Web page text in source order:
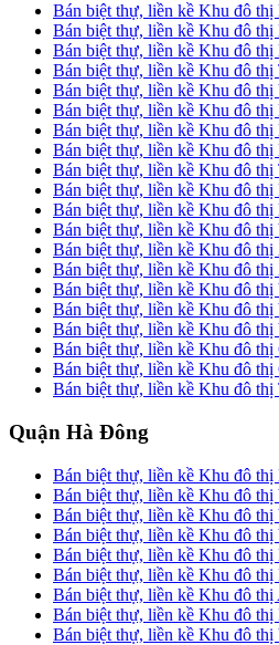
Bán biệt thự, liền kề Khu đô
Bán biệt thự, liền kề Khu đô
Bán biệt thự, liền kề Khu đô
Bán biệt thự, liền kề Khu đô thị
Bán biệt thự, liền kề Khu đô thị
Bán biệt thự, liền kề Khu đô
Bán biệt thự, liền kề Khu đô thị
Bán biệt thự, liền kề Khu đô
Bán biệt thự, liền kề Khu đô thị
Bán biệt thự, liền kề Khu đô thị
Bán biệt thự, liền kề Khu đô
Bán biệt thự, liền kề Khu đô thị
Bán biệt thự, liền kề Khu đô thị
Bán biệt thự, liền kề Khu đô thị
Bán biệt thự, liền kề Khu đô thị
Bán biệt thự, liền kề Khu đô
Bán biệt thự, liền kề Khu đô thị
Bán biệt thự, liền kề Khu đô
Bán biệt thự, liền kề Khu đô thị
Bán biệt thự, liền kề Khu đô thị
Quận Hà Đông
Bán biệt thự, liền kề Khu đô
Bán biệt thự, liền kề Khu đô thị
Bán biệt thự, liền kề Khu đô thị
Bán biệt thự, liền kề Khu đô thị
Bán biệt thự, liền kề Khu đô
Bán biệt thự, liền kề Khu đô thị
Bán biệt thự, liền kề Khu đô
Bán biệt thự, liền kề Khu đô
Bán biệt thự, liền kề Khu đô thị